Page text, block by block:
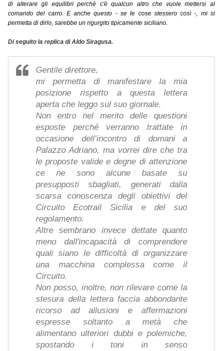
di alterare gli equilibri perchè c'è qualcun altro che vuole mettersi al
comando del carro. E anche questo - se le cose stessero così -, mi si
permetta di dirlo, sarebbe un rigurgito tipicamente siciliano.
Di seguito la replica di Aldo Siragusa.
Gentile direttore,
mi permetta di manifestare la mia
posizione rispetto a questa lettera
aperta che leggo sul suo giornale.
Non entro nel merito delle questioni
esposte perché verranno trattate in
occasione dell’incontro di domani a
Palazzo Adriano, ma vorrei dire che tra
le proposte valide e degne di attenzione
ce ne sono alcune basate su
presupposti sbagliati, generati dalla
scarsa conoscenza degli obiettivi del
Circuito Ecotrail Sicilia e del suo
regolamento.
Altre sembrano invece dettate quanto
meno dall'incapacità di comprendere
quali siano le difficoltà di organizzare
una macchina complessa come il
Circuito.
Non posso, inoltre, non rilevare come la
stesura della lettera faccia abbondante
ricorso ad allusioni e affermazioni
espresse soltanto a metà che
alimentano ulteriori dubbi e polemiche,
spostando i toni in senso